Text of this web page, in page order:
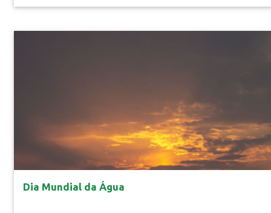
realizam tratamentos de saúde em casa.
Dia Mundial da Água